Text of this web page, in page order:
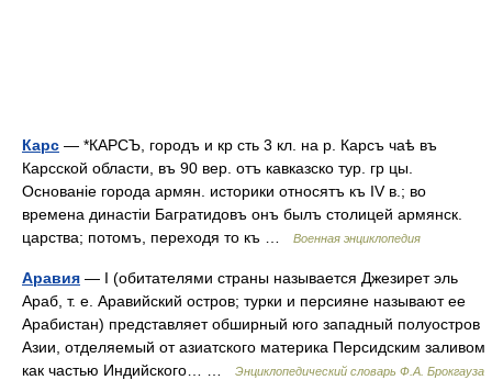
Карс — *КАРСЪ, городъ и кр сть 3 кл. на р. Карсъ чаѣ въ
Карсской области, въ 90 вер. отъ кавказско тур. гр цы.
Основаніе города армян. историки относятъ къ IV в.; во
времена династіи Багратидовъ онъ былъ столицей армянск.
царства; потомъ, переходя то къ …
Военная энциклопедия
Аравия — I (обитателями страны называется Джезирет эль
Араб, т. е. Аравийский остров; турки и персияне называют ее
Арабистан) представляет обширный юго западный полуостров
Азии, отделяемый от азиатского материка Персидским заливом
как частью Индийского… …
Энциклопедический словарь Ф.А. Брокгауза